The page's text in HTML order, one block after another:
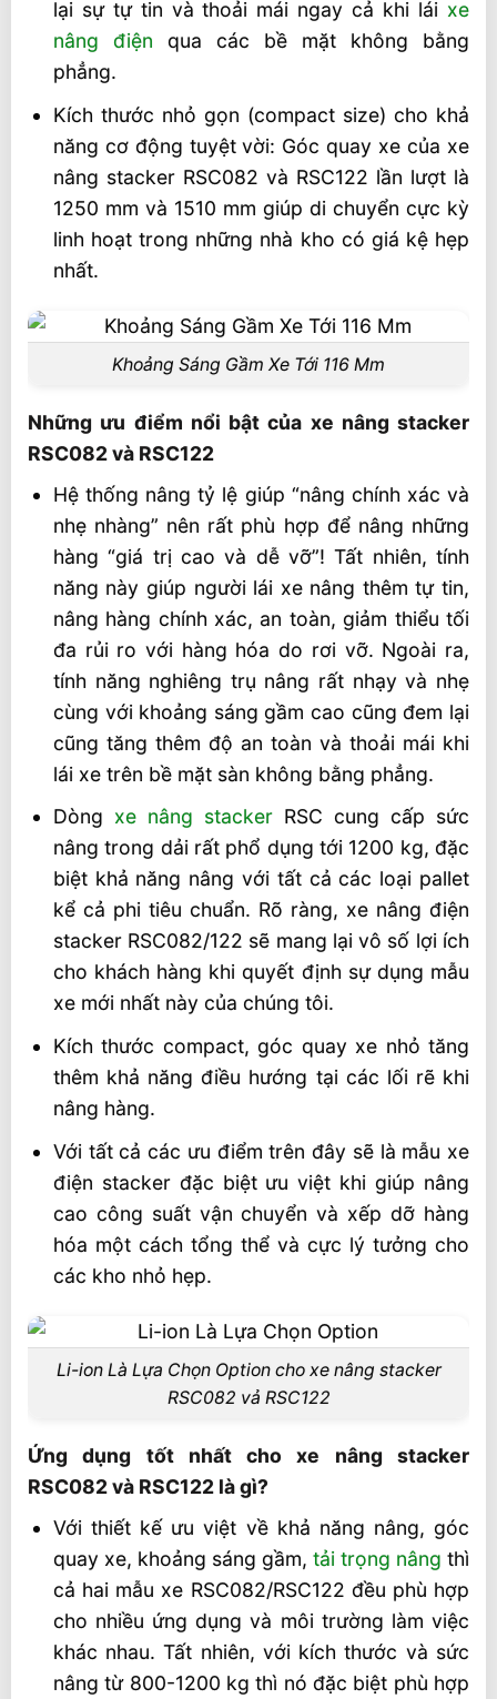
lại sự tự tin và thoải mái ngay cả khi lái xe
nâng điện qua các bề mặt không bằng
phẳng.
Kích thước nhỏ gọn (compact size) cho khả
năng cơ động tuyệt vời: Góc quay xe của xe
nâng stacker RSC082 và RSC122 lần lượt là
1250 mm và 1510 mm giúp di chuyển cực kỳ
linh hoạt trong những nhà kho có giá kệ hẹp
nhất.
Khoảng Sáng Gầm Xe Tới 116 Mm
Những ưu điểm nổi bật của xe nâng stacker
RSC082 và RSC122
Hệ thống nâng tỷ lệ giúp “nâng chính xác và
nhẹ nhàng” nên rất phù hợp để nâng những
hàng “giá trị cao và dễ vỡ”! Tất nhiên, tính
năng này giúp người lái xe nâng thêm tự tin,
nâng hàng chính xác, an toàn, giảm thiểu tối
đa rủi ro với hàng hóa do rơi vỡ. Ngoài ra,
tính năng nghiêng trụ nâng rất nhạy và nhẹ
cùng với khoảng sáng gầm cao cũng đem lại
cũng tăng thêm độ an toàn và thoải mái khi
lái xe trên bề mặt sàn không bằng phẳng.
Dòng xe nâng stackerRSC cung cấp sức
nâng trong dải rất phổ dụng tới 1200 kg, đặc
biệt khả năng nâng với tất cả các loại pallet
kể cả phi tiêu chuẩn. Rõ ràng, xe nâng điện
stacker RSC082/122 sẽ mang lại vô số lợi ích
cho khách hàng khi quyết định sự dụng mẫu
xe mới nhất này của chúng tôi.
Kích thước compact, góc quay xe nhỏ tăng
thêm khả năng điều hướng tại các lối rẽ khi
nâng hàng.
Với tất cả các ưu điểm trên đây sẽ là mẫu xe
điện stacker đặc biệt ưu việt khi giúp nâng
cao công suất vận chuyển và xếp dỡ hàng
hóa một cách tổng thể và cực lý tưởng cho
các kho nhỏ hẹp.
Li-ion Là Lựa Chọn Option cho xe nâng stacker
RSC082 vả RSC122
Ứng dụng tốt nhất cho xe nâng stacker
RSC082 và RSC122 là gì?
Với thiết kế ưu việt về khả năng nâng, góc
quay xe, khoảng sáng gầm, tải trọng nâng thì
cả hai mẫu xe RSC082/RSC122 đều phù hợp
cho nhiều ứng dụng và môi trường làm việc
khác nhau. Tất nhiên, với kích thước và sức
nâng từ 800-1200 kg thì nó đặc biệt phù hợp